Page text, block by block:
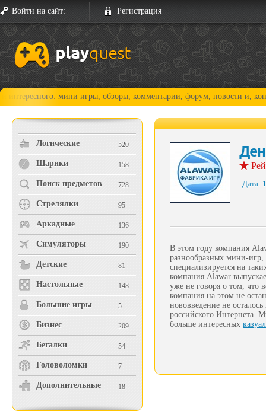
Войти на сайт: Регистрация
мини игры, обзоры, комментарии, форум, новости и, конечно,
Логические 520
Шарики 158
Поиск предметов 728
Стрелялки 95
Аркадные 136
Симуляторы 190
Детские 81
Настольные 148
Большие игры 5
Бизнес 209
Бегалки 54
Головоломки 7
Дополнительные 18
Дата:
В этом году компания
разнообразных мини-игр,
специализируется на
компания Alawar
уже не говоря о том, что
компания на этом не
нововведение не
российского Интернета.
больше интересных